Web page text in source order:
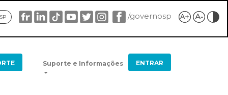
/governosp
Suporte e Informações ENTRAR